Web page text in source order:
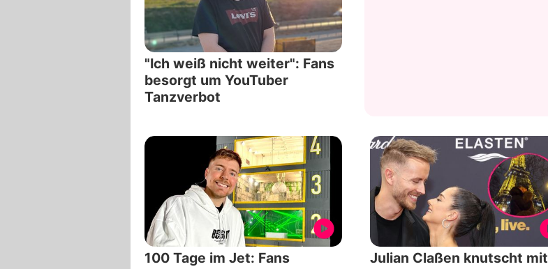
"Ich weiß nicht weiter": Fans
besorgt um YouTuber
Tanzverbot
100 Tage im Jet: Fans
Julian Claßen knutscht mit